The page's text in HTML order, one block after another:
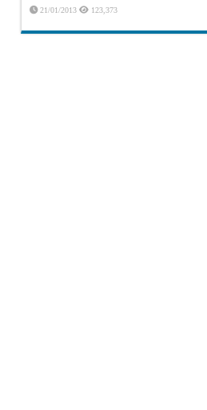
21/01/2013 123,373